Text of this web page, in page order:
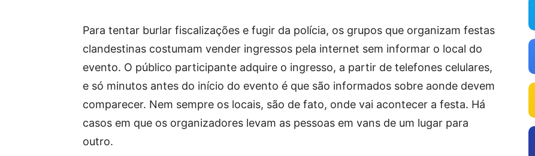
Para tentar burlar fiscalizações e fugir da polícia, os grupos que organizam festas
clandestinas costumam vender ingressos pela internet sem informar o local do
evento. O público participante adquire o ingresso, a partir de telefones celulares,
e só minutos antes do início do evento é que são informados sobre aonde devem
comparecer. Nem sempre os locais, são de fato, onde vai acontecer a festa. Há
casos em que os organizadores levam as pessoas em vans de um lugar para
outro.